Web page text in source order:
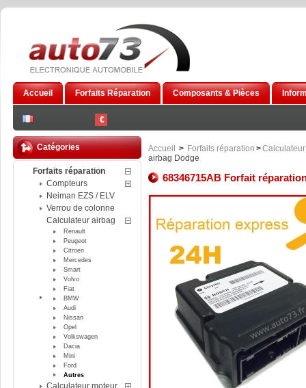
€
Accueil Forfaits Réparation Composants & Pièces
Catégories
Forfaits réparation
Compteurs
Neiman EZS / ELV
Verrou de colonne
Calculateur airbag
Renault
Peugeot
Citroen
Mercedes
Smart
Volvo
Fiat
BMW
Audi
Nissan
Opel
Volkswagen
Dacia
Mini
Ford
Autres
Calculateur moteur
Accueil > Forfaits réparation >
airbag Dodge
68346715AB Forfait